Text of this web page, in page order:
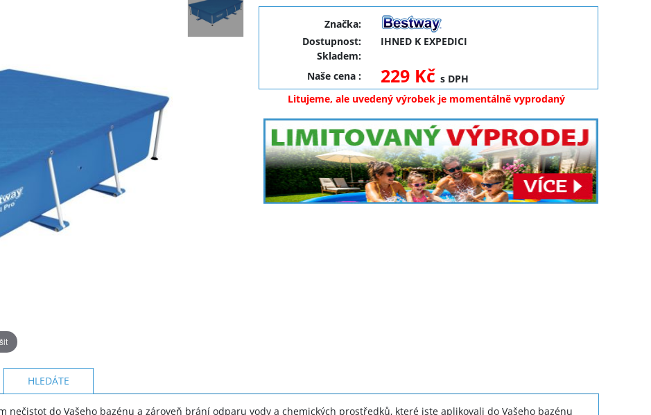
Značka:
Dostupnost:
IHNED K EXPEDICI
Skladem:
Naše cena: 229 Kčs DPH
Litujeme, ale uvedený výrobek je momentálně vyprodaný
HLEDÁTE
nečistot do Vašeho bazénu a zároveň brání odparu vody a chemických prostředků, které jste aplikovali do Vašeho bazénu